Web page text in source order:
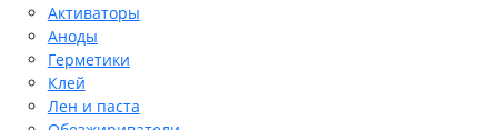
Активаторы
Аноды
Герметики
Клей
Лен и паста